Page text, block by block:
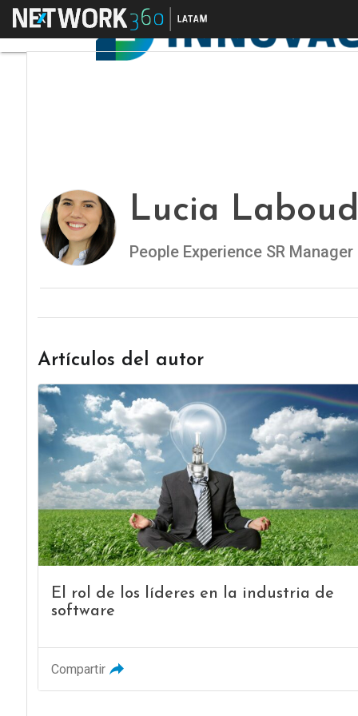
Menú
Lucia
People Experience SR
Artículos del autor
El rol de los líderes en la industria de
software
Compartir